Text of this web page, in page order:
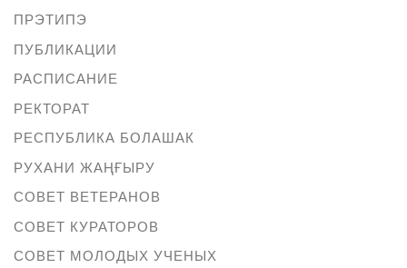
ПРЭТИПЭ
ПУБЛИКАЦИИ
РАСПИСАНИЕ
РЕКТОРАТ
РЕСПУБЛИКА БОЛАШАК
РУХАНИ ЖАҢҒЫРУ
СОВЕТ ВЕТЕРАНОВ
СОВЕТ КУРАТОРОВ
СОВЕТ МОЛОДЫХ УЧЕНЫХ